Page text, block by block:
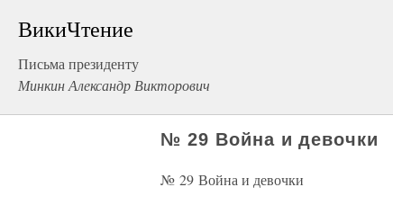
ВикиЧтение
Письма президенту
Минкин Александр Викторович
№ 29 Война и девочки
№ 29 Война и девочки